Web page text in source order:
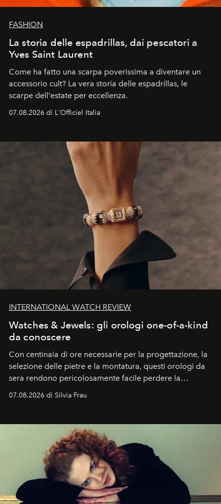
FASHION
La storia delle espadrillas, dai pescatori a
Yves Saint Laurent
Come ha fatto una scarpa poverissima a diventare un
accessorio cult? La vera storia delle espadrillas, le
scarpe dell'estate per eccellenza.
07.08.2026 di L'Officiel Italia
INTERNATIONAL WATCH REVIEW
Watches & Jewels: gli orologi one-of-a-kind
da conoscere
Con centinaia di ore necessarie per la progettazione, la
selezione delle pietre e la montatura, questi orologi da
sera rendono pericolosamente facile perdere la
cognizione del tempo. Ma con quadranti così
07.08.2026 di Silvia Frau